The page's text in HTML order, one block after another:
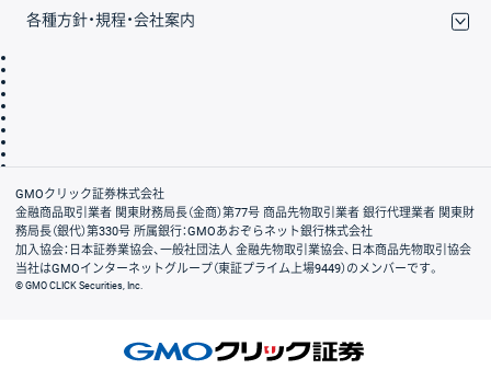
各種方針・規程・会社案内
会社案内
GMOクリック証券株式会社
金融商品取引業者 関東財務局長（金商）第77号 商品先物取引業者 銀行代理業者 関東財
務局長（銀代）第330号 所属銀行：GMOあおぞらネット銀行株式会社
加入協会：日本証券業協会、一般社団法人 金融先物取引業協会、日本商品先物取引協会
当社はGMOインターネットグループ（東証プライム上場9449）のメンバーです。
© GMO CLICK Securities, Inc.